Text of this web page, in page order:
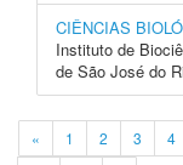
CIÊNCIAS
Instituto de
de São José do
« 1 2 3 4